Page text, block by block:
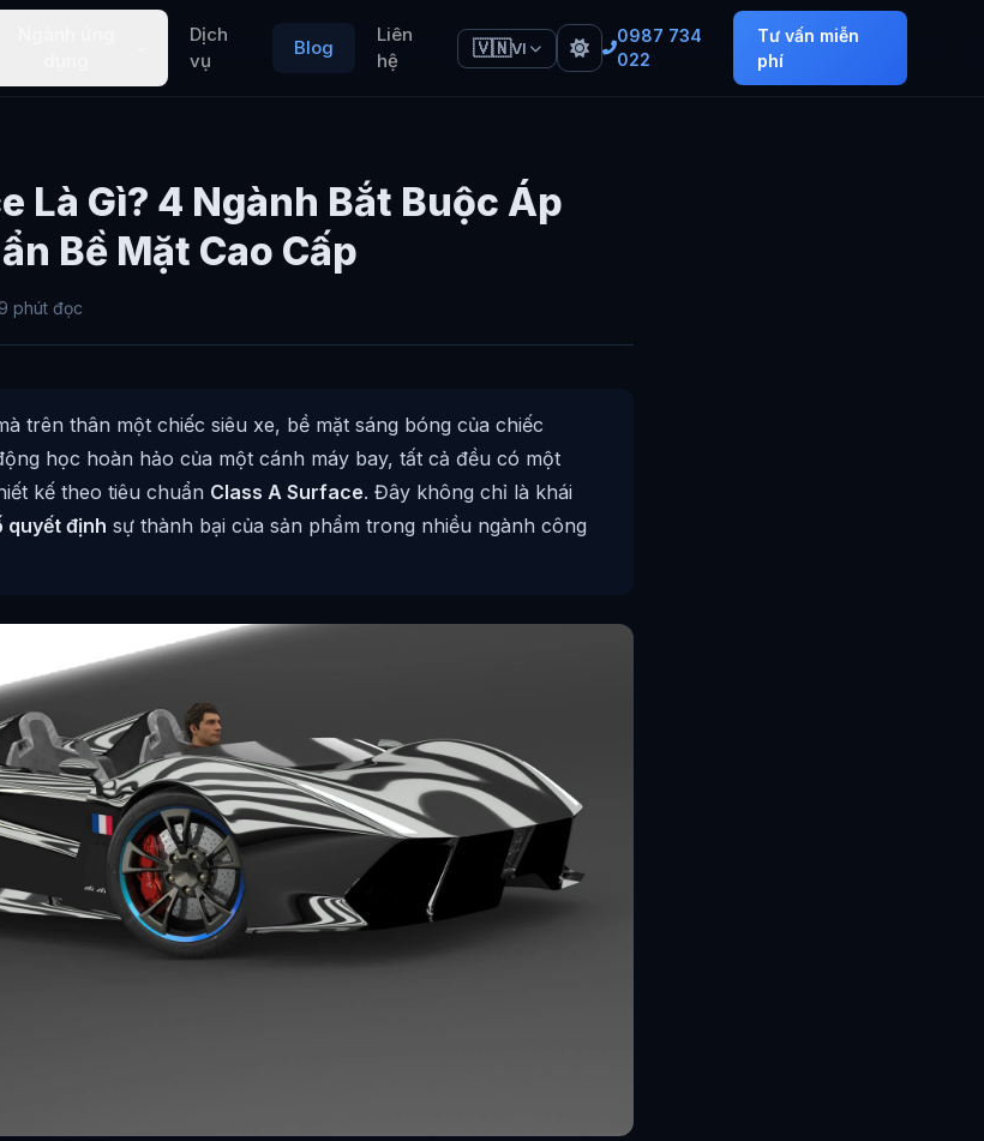
Dịch
vụ
Blog
Liên
hệ
🇻🇳VI
0987 734
022
Tư vấn miễn
phí
Là Gì? 4 Ngành Bắt Buộc Áp
Bề Mặt Cao Cấp
9 phút đọc
trên thân một chiếc siêu xe, bề mặt sáng bóng của chiếc
học hoàn hảo của một cánh máy bay, tất cả đều có một
kế theo tiêu chuẩn Class A Surface. Đây không chỉ là khái
quyết định sự thành bại của sản phẩm trong nhiều ngành công